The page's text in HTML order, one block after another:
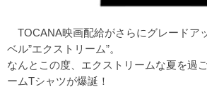
TOCANA映画配給がさらにグレードア
ベル”エクストリーム”。
なんとこの度、エクストリームな夏を過
ームTシャツが爆誕！